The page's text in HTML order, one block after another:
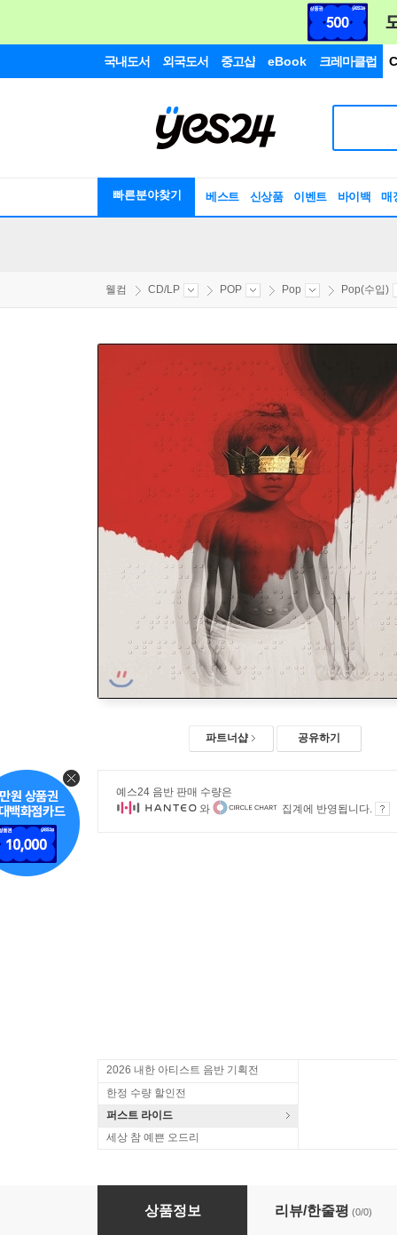
국내도서 외국도서 중고샵 eBook 크레마클럽
빠른분야찾기 베스트 신상품 이벤트 바이백 매
웰컴 CD/LP POP Pop Pop(수입)
파트너샵 공유하기
예스24 음반 판매 수량은
와
집계에 반영됩니다.
2026 내한 아티스트 음반 기획전
한정 수량 할인전
퍼스트 라이드
세상 참 예쁜 오드리
Rihanna - Anti (Standard Edition) [수입 재가
상품정보 리뷰/한줄평 (0/0)